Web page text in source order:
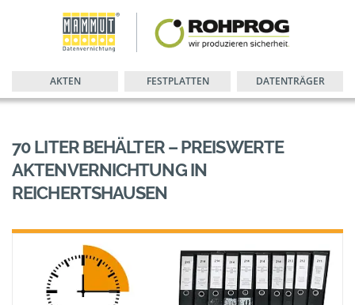
AKTEN FESTPLATTEN DATENTRÄGER
70 LITER BEHÄLTER – PREISWERTE
AKTENVERNICHTUNG IN
REICHERTSHAUSEN